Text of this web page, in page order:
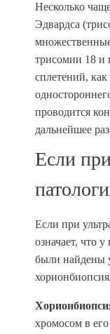
Несколько
Эдвардса
трисомии 18 и
сплетений,
проводится
дальнейшее
Если
Если при
означает, что
были найдены
хромосом в